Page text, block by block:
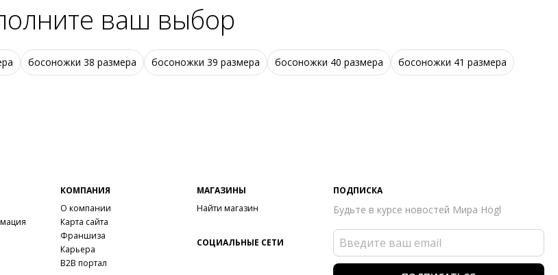
ваш выбор
босоножки 38 размера босоножки 39 размера босоножки 40 размера
босоножки 41 размера
КОМПАНИЯ
О компании
Карта сайта
Франшиза
Карьера
B2B портал
МАГАЗИНЫ
Найти магазин
СОЦИАЛЬНЫЕ СЕТИ
ПОДПИСКА
Будьте в курсе новостей Мира Högl